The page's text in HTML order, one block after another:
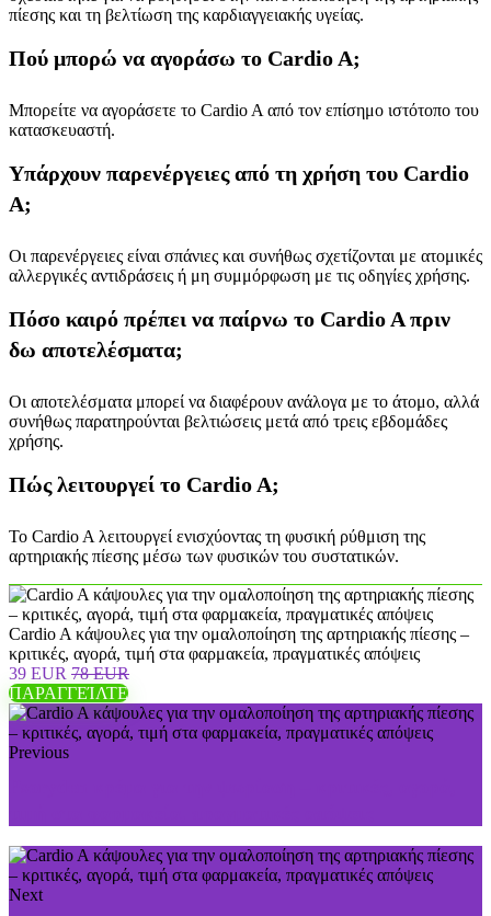
πίεσης και τη βελτίωση της καρδιαγγειακής υγείας.
Πού μπορώ να αγοράσω το Cardio A;
Μπορείτε να αγοράσετε το Cardio A από τον επίσημο ιστότοπο του
κατασκευαστή.
Υπάρχουν παρενέργειες από τη χρήση του Cardio
A;
Οι παρενέργειες είναι σπάνιες και συνήθως σχετίζονται με ατομικές
αλλεργικές αντιδράσεις ή μη συμμόρφωση με τις οδηγίες χρήσης.
Πόσο καιρό πρέπει να παίρνω το Cardio A πριν
δω αποτελέσματα;
Οι αποτελέσματα μπορεί να διαφέρουν ανάλογα με το άτομο, αλλά
συνήθως παρατηρούνται βελτιώσεις μετά από τρεις εβδομάδες
χρήσης.
Πώς λειτουργεί το Cardio A;
Το Cardio A λειτουργεί ενισχύοντας τη φυσική ρύθμιση της
αρτηριακής πίεσης μέσω των φυσικών του συστατικών.
Cardio A κάψουλες για την ομαλοποίηση της αρτηριακής πίεσης –
κριτικές, αγορά, τιμή στα φαρμακεία, πραγματικές απόψεις
39 EUR 78 EUR
ΠΑΡΑΓΓΕΊΛΤΕ
Previous
Next